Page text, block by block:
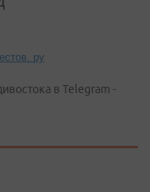
ру
в Telegram -